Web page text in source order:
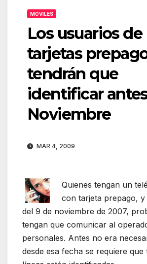
MOVILES
Los usuarios de
tarjetas
tendrán que
identificar
Noviembre
MAR 4, 2009
Quienes tengan un
con tarjeta prepago, y
del 9 de noviembre de 2007,
tengan que comunicar al
personales. Antes no era
desde esa fecha se requiere que